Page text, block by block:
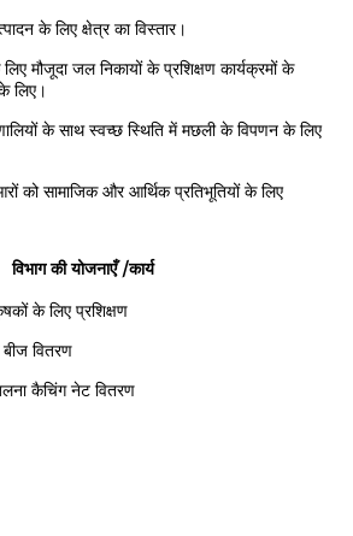
के लिए क्षेत्र का विस्तार।
मौजूदा जल निकायों के प्रशिक्षण कार्यक्रमों के
लिए।
के साथ स्वच्छ स्थिति में मछली के विपणन के लिए
को सामाजिक और आर्थिक प्रतिभूतियों के लिए
विभाग की योजनाएँ /कार्य
के लिए प्रशिक्षण
वितरण
कैचिंग नेट वितरण